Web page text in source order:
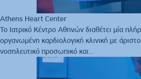
Athens Heart Center
Το Ιατρικό Κέντρο Αθηνών διαθέτει μία
οργανωμένη καρδιολογική κλινική με άριστο
νοσηλευτικό προσωπικό και...